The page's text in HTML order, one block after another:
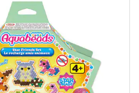
Francais Deutsch